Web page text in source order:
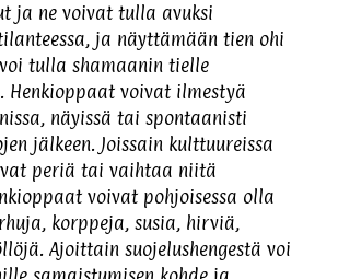
ja ne voivat tulla avuksi
ja näyttämään tien ohi
tulla shamaanin tielle
Henkioppaat voivat ilmestyä
näyissä tai spontaanisti
jälkeen. Joissain kulttuureissa
periä tai vaihtaa niitä
voivat pohjoisessa olla
korppeja, susia, hirviä,
Ajoittain suojelushengestä voi